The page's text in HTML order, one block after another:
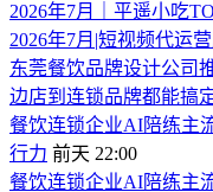
2026年7月｜平遥小吃
2026年7月|短视频代运
东莞餐饮品牌设计公司
边店到连锁品牌都能搞定
餐饮连锁企业AI陪练主
行力 前天 22:00
餐饮连锁企业AI陪练主